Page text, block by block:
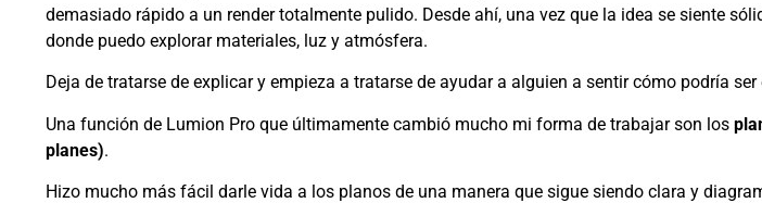
demasiado rápido a un render totalmente pulido. Desde ahí, una vez que la idea se siente
donde puedo explorar materiales, luz y atmósfera.
Deja de tratarse de explicar y empieza a tratarse de ayudar a alguien a sentir cómo podría ser
Una función de Lumion Pro que últimamente cambió mucho mi forma de trabajar son los
planes).
Hizo mucho más fácil darle vida a los planos de una manera que sigue siendo clara y